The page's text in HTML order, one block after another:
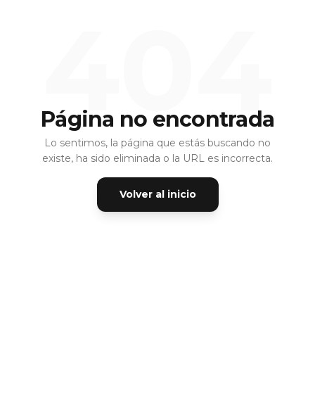
404
Página no encontrada
Lo sentimos, la página que estás buscando no
existe, ha sido eliminada o la URL es incorrecta.
Volver al inicio